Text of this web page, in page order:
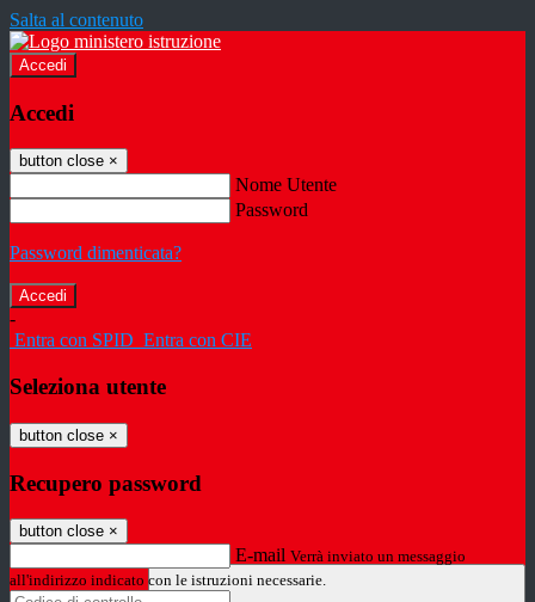
Salta al contenuto
Accedi
Accedi
button close ×
Nome Utente
Password
Password dimenticata?
-
Entra con SPID Entra con CIE
Seleziona utente
button close ×
Recupero password
button close ×
E-mail Verrà inviato un messaggio
all'indirizzo indicato con le istruzioni necessarie.